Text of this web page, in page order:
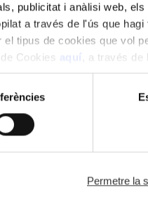
publicitat i anàlisi web,
a través de l'ús que
el tipus de cookies que vol
Cookies aquí
, a través
Permetre la